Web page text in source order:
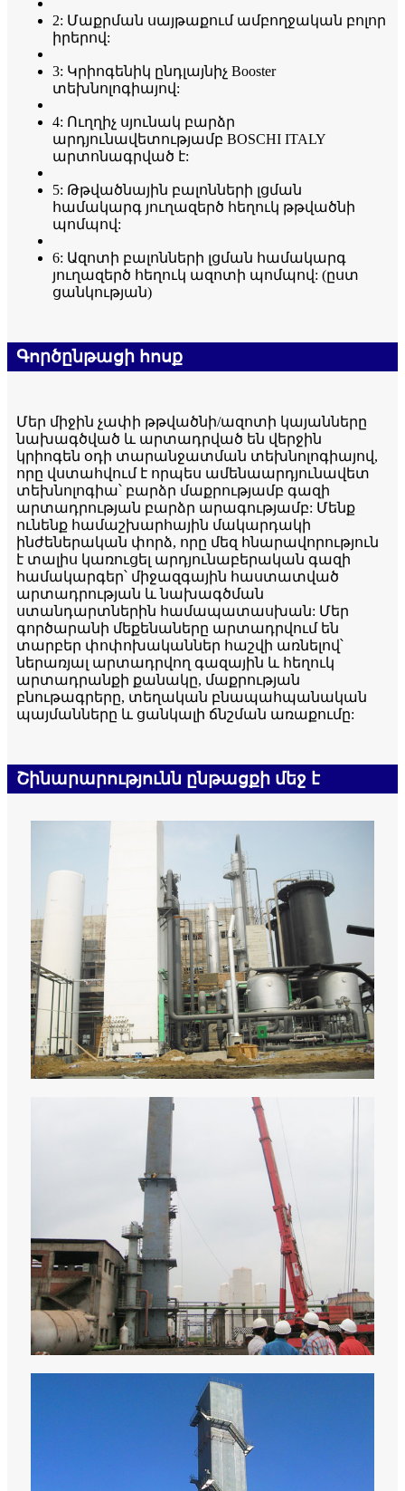
2: Մաքրման սայթաքում ամբողջական բոլոր
իրերով:
3: Կրիոգենիկ ընդլայնիչ Booster
տեխնոլոգիայով:
4: Ուղղիչ սյունակ բարձր
արդյունավետությամբ BOSCHI ITALY
արտոնագրված է:
5: Թթվածնային բալոնների լցման
համակարգ յուղազերծ հեղուկ թթվածնի
պոմպով:
6: Ազոտի բալոնների լցման համակարգ
յուղազերծ հեղուկ ազոտի պոմպով: (ըստ
ցանկության)
Գործընթացի հոսք
Մեր միջին չափի թթվածնի/ազոտի կայանները
նախագծված և արտադրված են վերջին
կրիոգեն օդի տարանջատման տեխնոլոգիայով,
որը վստահվում է որպես ամենաարդյունավետ
տեխնոլոգիա՝ բարձր մաքրությամբ գազի
արտադրության բարձր արագությամբ: Մենք
ունենք համաշխարհային մակարդակի
ինժեներական փորձ, որը մեզ հնարավորություն
է տալիս կառուցել արդյունաբերական գազի
համակարգեր՝ միջազգային հաստատված
արտադրության և նախագծման
ստանդարտներին համապատասխան: Մեր
գործարանի մեքենաները արտադրվում են
տարբեր փոփոխականներ հաշվի առնելով՝
ներառյալ արտադրվող գազային և հեղուկ
արտադրանքի քանակը, մաքրության
բնութագրերը, տեղական բնապահպանական
պայմանները և ցանկալի ճնշման առաքումը:
Շինարարությունն ընթացքի մեջ է